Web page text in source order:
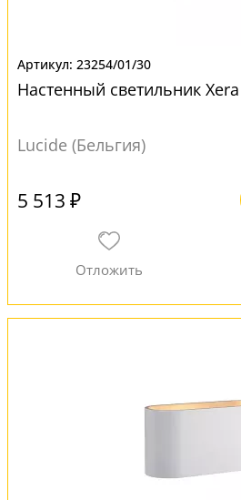
23254/01/30
Настенный светильник
Lucide (Бельгия)
5 513 ₽